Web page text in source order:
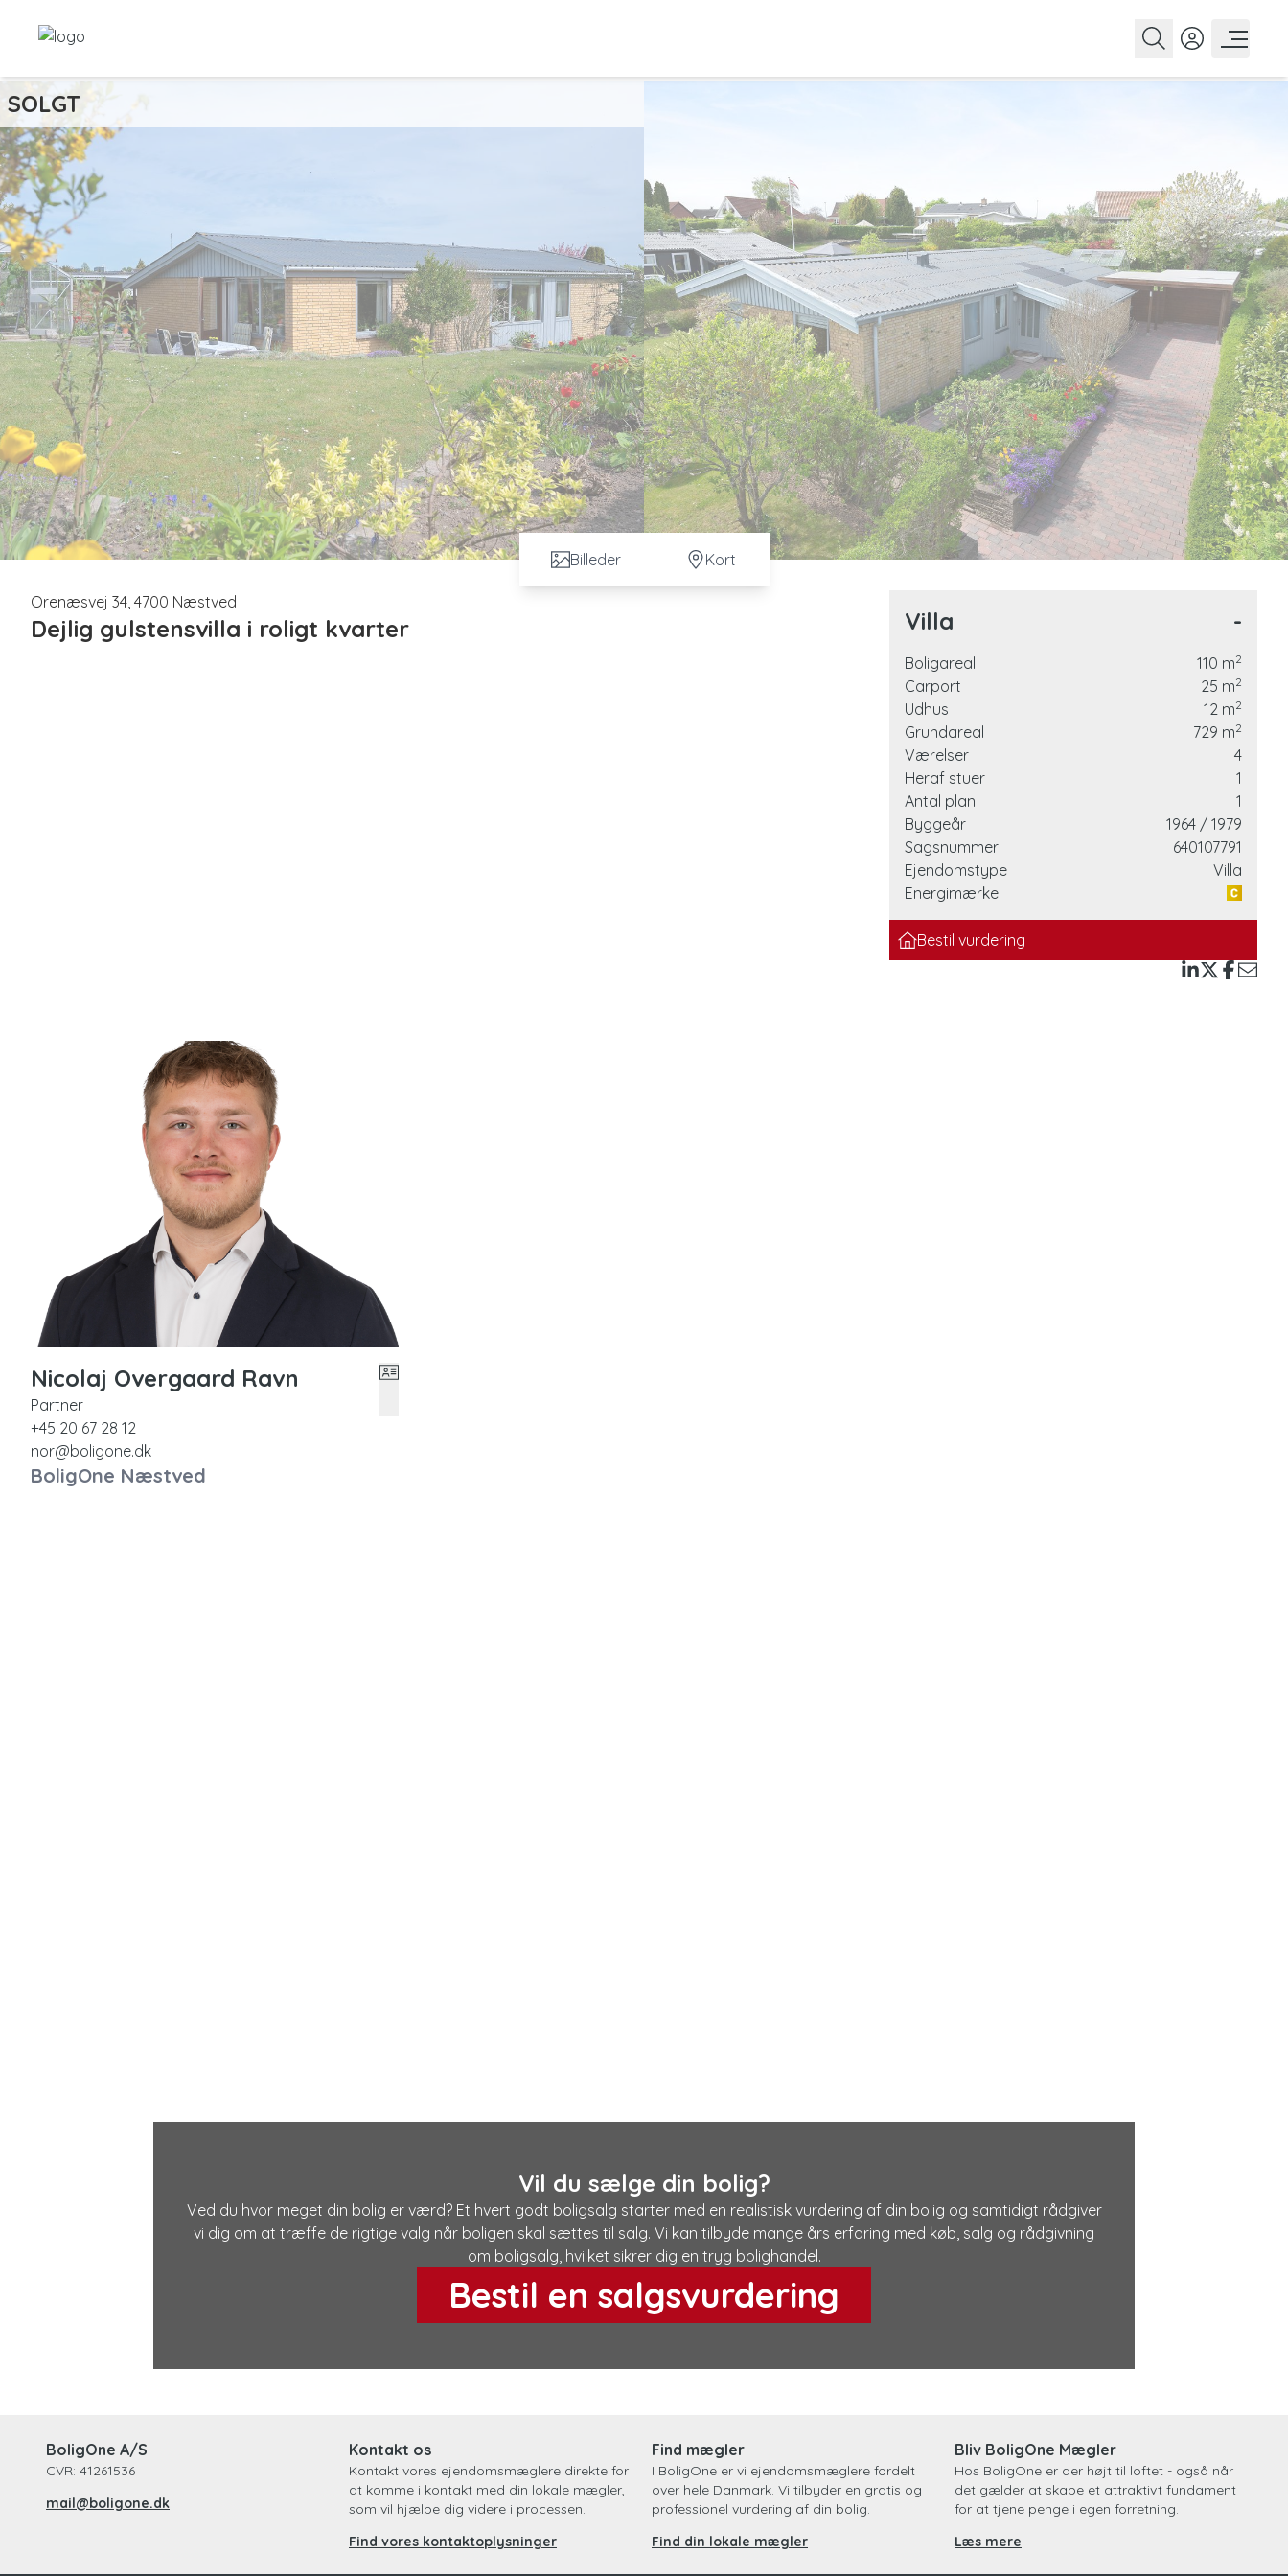
SOLGT
Billeder Kort
Orenæsvej 34, 4700 Næstved
Dejlig gulstensvilla i roligt kvarter Villa -
Boligareal 110 m2
Carport 25 m2
Udhus 12 m2
Grundareal 729 m2
Værelser
4
Heraf stuer
1
Antal plan
1
Byggeår
1964 / 1979
Sagsnummer
640107791
Ejendomstype
Villa
Energimærke
Bestil vurdering
Nicolaj Overgaard Ravn
Partner
+45 20 67 28 12
nor@boligone.dk
BoligOne Næstved
Vil du sælge din bolig?
Ved du hvor meget din bolig er værd? Et hvert godt boligsalg starter med en realistisk vurdering af din bolig og samtidigt rådgiver
vi dig om at træffe de rigtige valg når boligen skal sættes til salg. Vi kan tilbyde mange års erfaring med køb, salg og rådgivning
om boligsalg, hvilket sikrer dig en tryg bolighandel.
Bestil en salgsvurdering
BoligOne A/S
CVR: 41261536
mail@boligone.dk
Kontakt os
Kontakt vores ejendomsmæglere direkte for
at komme i kontakt med din lokale mægler,
som vil hjælpe dig videre i processen.
Find vores kontaktoplysninger
Find mægler
I BoligOne er vi ejendomsmæglere fordelt
over hele Danmark. Vi tilbyder en gratis og
professionel vurdering af din bolig.
Find din lokale mægler
Bliv BoligOne Mægler
Hos BoligOne er der højt til loftet - også når
det gælder at skabe et attraktivt fundament
for at tjene penge i egen forretning.
Læs mere